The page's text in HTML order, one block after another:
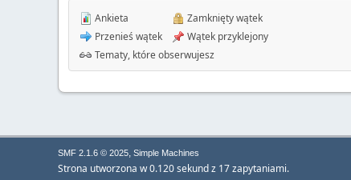
Ankieta
Przenieś wątek
Zamknięty wątek
Wątek przyklejony
Tematy, które obserwujesz
SMF 2.1.6 © 2025, Simple Machines
Strona utworzona w 0.120 sekund z 17 zapytaniami.